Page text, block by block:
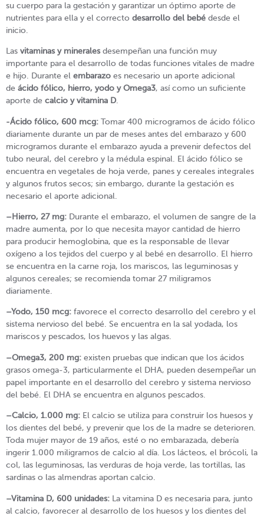
su cuerpo para la gestación y garantizar un óptimo aporte de
nutrientes para ella y el correcto desarrollo del bebé desde el
inicio.
Las vitaminas y mineralesdesempeñan una función muy
importante para el desarrollo de todas funciones vitales de madre
e hijo. Durante el embarazo es necesario un aporte adicional
de ácido fólico, hierro, yodo y Omega3, así como un suficiente
aporte de calcio y vitamina D.
-Ácido fólico, 600 mcg: Tomar 400 microgramos de ácido fólico
diariamente durante un par de meses antes del embarazo y 600
microgramos durante el embarazo ayuda a prevenir defectos del
tubo neural, del cerebro y la médula espinal. El ácido fólico se
encuentra en vegetales de hoja verde, panes y cereales integrales
y algunos frutos secos; sin embargo, durante la gestación es
necesario el aporte adicional.
– Hierro, 27 mg: Durante el embarazo, el volumen de sangre de la
madre aumenta, por lo que necesita mayor cantidad de hierro
para producir hemoglobina, que es la responsable de llevar
oxígeno a los tejidos del cuerpo y al bebé en desarrollo. El hierro
se encuentra en la carne roja, los mariscos, las leguminosas y
algunos cereales; se recomienda tomar 27 miligramos
diariamente.
–Yodo, 150 mcg: favorece el correcto desarrollo del cerebro y el
sistema nervioso del bebé. Se encuentra en la sal yodada, los
mariscos y pescados, los huevos y las algas.
–Omega3, 200 mg: existen pruebas que indican que los ácidos
grasos omega-3, particularmente el DHA, pueden desempeñar un
papel importante en el desarrollo del cerebro y sistema nervioso
del bebé. El DHA se encuentra en algunos pescados.
–Calcio, 1.000 mg: El calcio se utiliza para construir los huesos y
los dientes del bebé, y prevenir que los de la madre se deterioren.
Toda mujer mayor de 19 años, esté o no embarazada, debería
ingerir 1.000 miligramos de calcio al día. Los lácteos, el brócoli, la
col, las leguminosas, las verduras de hoja verde, las tortillas, las
sardinas o las almendras aportan calcio.
–Vitamina D, 600 unidades: La vitamina D es necesaria para, junto
al calcio, favorecer al desarrollo de los huesos y los dientes del